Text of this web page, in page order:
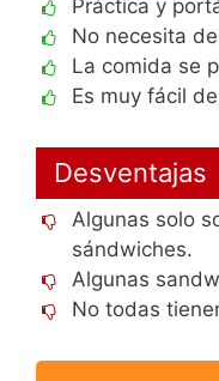
Práctica y
No necesita
La comida se
Es muy fácil
Desventajas
Algunas solo
sándwiches.
Algunas
No todas